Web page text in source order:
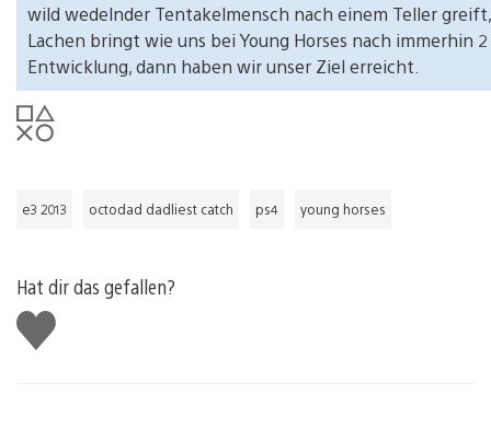
wild wedelnder Tentakelmensch nach einem Teller
Lachen bringt wie uns bei Young Horses nach immerhin 2
Entwicklung, dann haben wir unser Ziel erreicht.
e3 2013 octodad dadliest catch ps4 young horses
Hat dir das gefallen?
Gefällt
mir